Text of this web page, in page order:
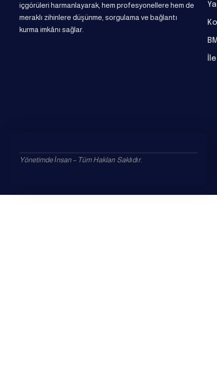
içgörüleri harmanlayarak, hem profesyonellere hem de
meraklı zihinlere düşünme, sorgulama ve bağlantı
kurma imkânı sağlar.
Yönetimde İnsan – Tüm Hakları Saklıdır.